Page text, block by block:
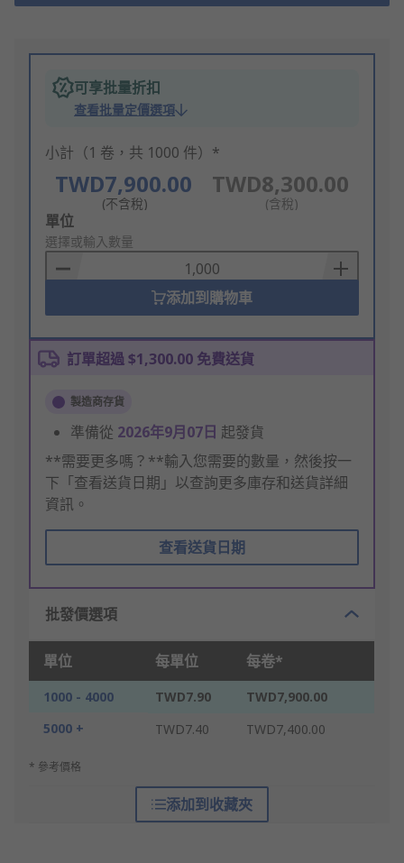
可享批量折扣
查看批量定價選項
小計（1 卷，共 1000 件）*
TWD7,900.00
(不含稅)
TWD8,300.00
(含稅)
Add
to
Basket
單位
選擇或輸入數量
添加到購物車
訂單超過 $1,300.00 免費送貨
製造商存貨
準備從 2026年9月07日 起發貨
**需要更多嗎？**輸入您需要的數量，然後按一
下「查看送貨日期」以查詢更多庫存和送貨詳細
資訊。
查看送貨日期
批發價選項
單位 每單位 每卷*
1000 - 4000 TWD7.90
TWD7,900.00
5000 +
TWD7.40 TWD7,400.00
* 參考價格
添加到收藏夾